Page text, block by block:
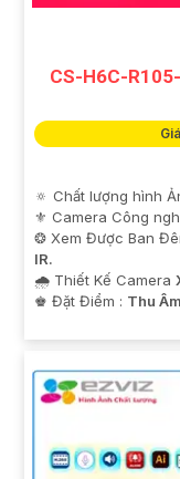
CS-H6C-
🔅 Chất lượng hình
⚜️ Camera Công
❂ Xem Được Ban
IR.
🌧️ Thiết Kế Camera
️♚ Đặt Điểm : Thu